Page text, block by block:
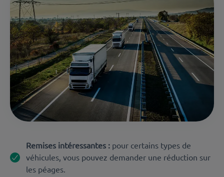
Remises intéressantes : pour certains types de
véhicules, vous pouvez demander une réduction sur
les péages.